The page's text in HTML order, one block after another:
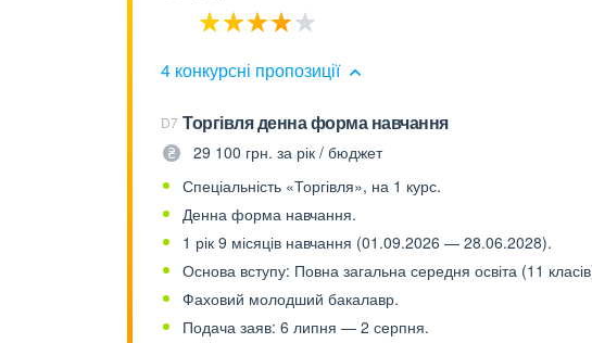
4 конкурсні пропозиції
D7 Торгівля денна форма навчання
29 100 грн. за рік / бюджет
Спеціальність «Торгівля», на 1 курс.
Денна форма навчання.
1 рік 9 місяців навчання (01.09.2026 — 28.06.2028).
Основа вступу: Повна загальна середня освіта (11
Фаховий молодший бакалавр.
Подача заяв: 6 липня — 2 серпня.